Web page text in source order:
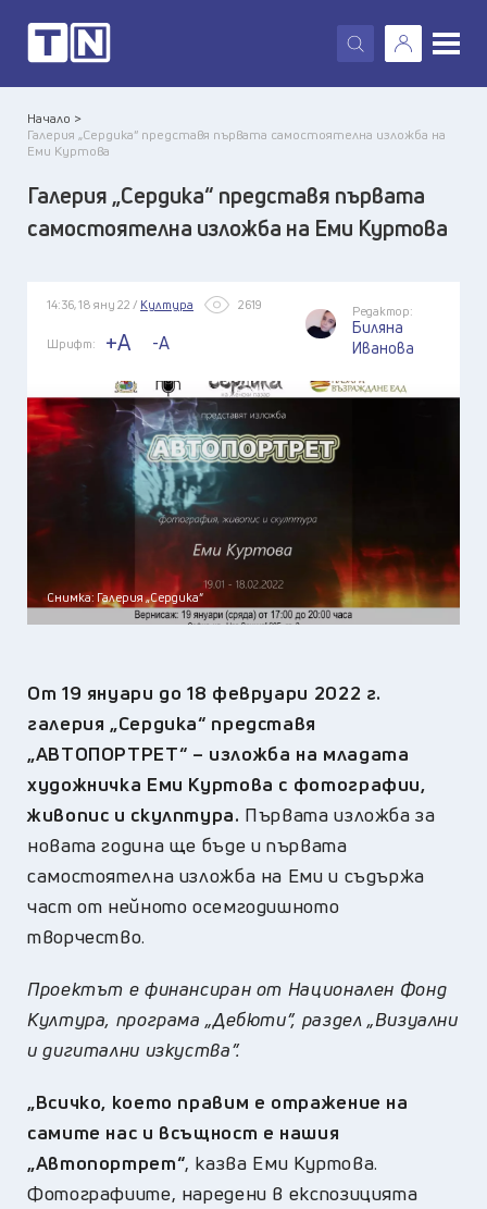
X
Начало >
Галерия „Сердика“ представя първата самостоятелна изложба на
Еми Куртова
Галерия „Сердика“ представя първата
самостоятелна изложба на Еми Куртова
14:36, 18 яну 22 / Култура 2619
Шрифт: +A -A
Редактор:
Биляна
Иванова
Снимка: Галерия „Сердика“
От 19 януари до 18 февруари 2022 г.
галерия „Сердика“ представя
„АВТОПОРТРЕТ“ – изложба на младата
художничка Еми Куртова с фотографии,
живопис и скулптура. Първата изложба за
новата година ще бъде и първата
самостоятелна изложба на Еми и съдържа
част от нейното осемгодишното
творчество.
Проектът е финансиран от Национален Фонд
Култура, програма „Дебюти”, раздел „Визуални
и дигитални изкуства”.
„Всичко, което правим е отражение на
самите нас и всъщност е нашия
„Автопортрет“, казва Еми Куртова.
Фотографиите, наредени в експозицията